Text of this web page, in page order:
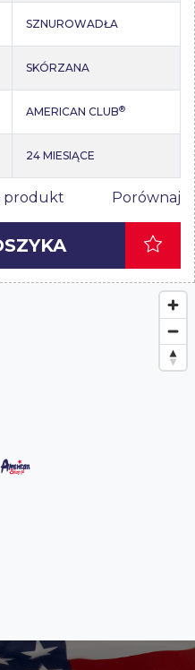
SZNUROWADŁA
SKÓRZANA
AMERICAN CLUB®
24 MIESIĄCE
produkt Porównaj